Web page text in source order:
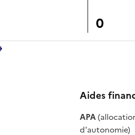
0
Aides
APA
d'autonomie)